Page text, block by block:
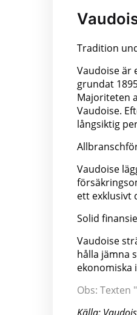
Tradition
Vaudoise är
grundat
Majoriteten
Vaudoise.
långsiktig
Vaudoise
ett exklusivt
Solid
Vaudoise
hålla jämna
ekonomiska
Obs: Texten